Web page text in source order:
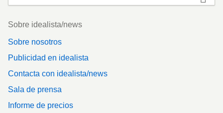
Footer
Sobre idealista/news
Sobre nosotros
Publicidad en idealista
Contacta con idealista/news
Sala de prensa
Informe de precios